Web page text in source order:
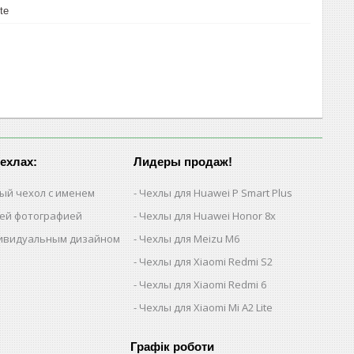
чехол с именем
фотографией
дизайном
Лидеры продаж!
Чехлы для Huawei P Smart Plus
Чехлы для Huawei Honor 8x
Чехлы для Meizu M6
Чехлы для Xiaomi Redmi S2
Чехлы для Xiaomi Redmi 6
Чехлы для Xiaomi Mi A2 Lite
Графік роботи